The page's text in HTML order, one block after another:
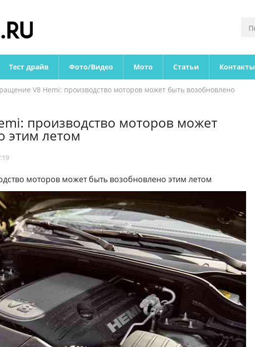
Тест драйв Фото/Видео Мото Статьи Контакты
V8 Hemi: производство моторов может быть возобновлено
производство моторов может
этим летом
моторов может быть возобновлено этим летом